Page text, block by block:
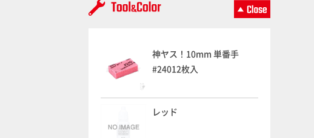
神ヤス！10mm 単番手
#24012枚入
レッド